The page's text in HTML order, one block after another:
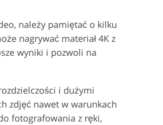
należy pamiętać o kilku
nagrywać materiał 4K z
wyniki i pozwoli na
i dużymi
zdjęć nawet w warunkach
fotografowania z ręki,